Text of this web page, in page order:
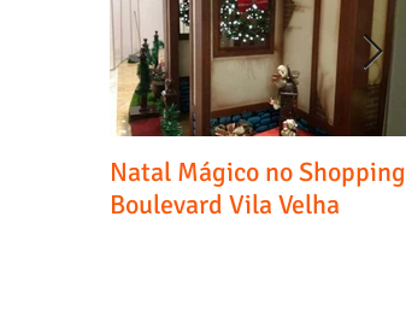
Natal Mágico no Shopping
Boulevard Vila Velha